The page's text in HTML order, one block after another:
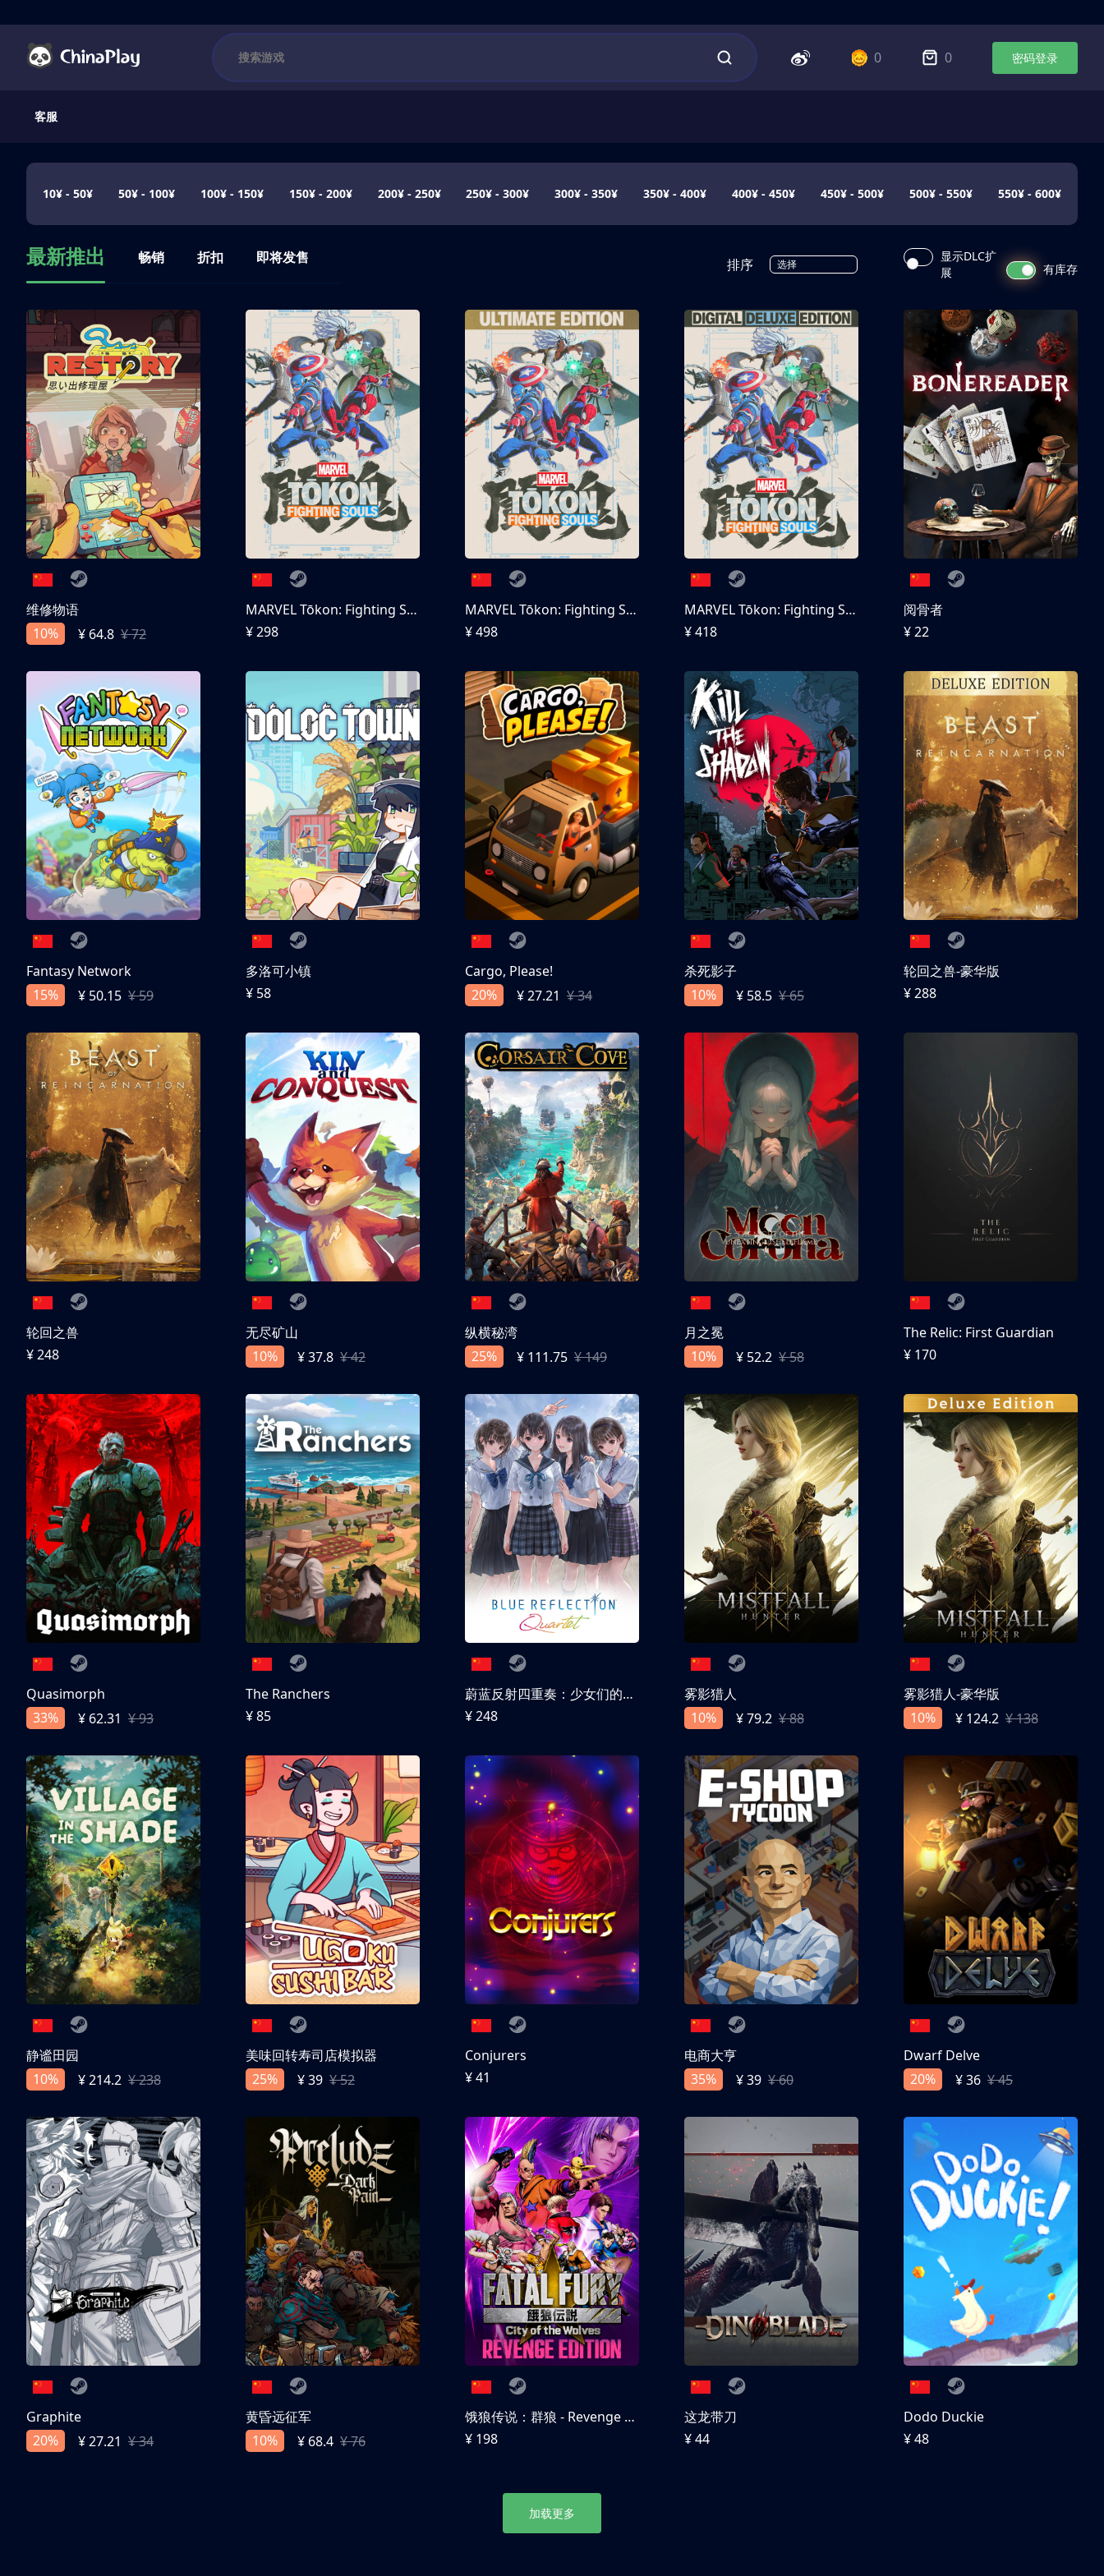
0 0 密码登录
客服
10¥ - 50¥ 50¥ - 100¥ 100¥ - 150¥ 150¥ - 200¥ 200¥ - 250¥ 250¥ - 300¥ 300¥ - 350¥ 350¥ - 400¥ 400¥ - 450¥ 450¥ - 500¥ 500¥ - 550¥ 550¥ - 600¥
最新推出 畅销 折扣 即将发售 排序 选择
显示DLC扩
展
有库存
维修物语
10%
¥ 64.8 ¥ 72
MARVEL Tōkon: Fighting Souls
¥ 298
MARVEL Tōkon: Fighting Souls 终极版
¥ 498
MARVEL Tōkon: Fighting Souls 数字豪华版
¥ 418
阅骨者
¥ 22
Fantasy Network
15%
¥ 50.15 ¥ 59
多洛可小镇
¥ 58
Cargo, Please!
20%
¥ 27.21 ¥ 34
杀死影子
10%
¥ 58.5 ¥ 65
轮回之兽-豪华版
¥ 288
轮回之兽
¥ 248
无尽矿山
10%
¥ 37.8 ¥ 42
纵横秘湾
25%
¥ 111.75 ¥ 149
月之冕
10%
¥ 52.2 ¥ 58
The Relic: First Guardian
¥ 170
Quasimorph
33%
¥ 62.31 ¥ 93
The Ranchers
¥ 85
蔚蓝反射四重奏：少女们的奇迹
¥ 248
雾影猎人
10%
¥ 79.2 ¥ 88
雾影猎人-豪华版
10%
¥ 124.2 ¥ 138
静谧田园
10%
¥ 214.2 ¥ 238
美味回转寿司店模拟器
25%
¥ 39 ¥ 52
Conjurers
¥ 41
电商大亨
35%
¥ 39 ¥ 60
Dwarf Delve
20%
¥ 36 ¥ 45
Graphite
20%
¥ 27.21 ¥ 34
黄昏远征军
10%
¥ 68.4 ¥ 76
饿狼传说：群狼 - Revenge Edition
¥ 198
这龙带刀
¥ 44
Dodo Duckie
¥ 48
加载更多